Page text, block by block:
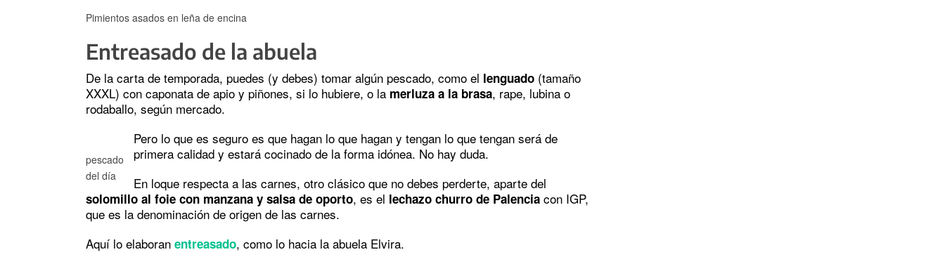
Pimientos asados en leña de encina
Entreasado de la abuela
De la carta de temporada, puedes (y debes) tomar algún pescado, como el lenguado (tamaño
XXXL) con caponata de apio y piñones, si lo hubiere, o la merluza a la brasa, rape, lubina o
rodaballo, según mercado.
pescado
del día
Pero lo que es seguro es que hagan lo que hagan y tengan lo que tengan será de
primera calidad y estará cocinado de la forma idónea. No hay duda.
En loque respecta a las carnes, otro clásico que no debes perderte, aparte del
solomillo al foie con manzana y salsa de oporto, es el lechazo churro de Palencia con IGP,
que es la denominación de origen de las carnes.
Aquí lo elaboran entreasado, como lo hacia la abuela Elvira.